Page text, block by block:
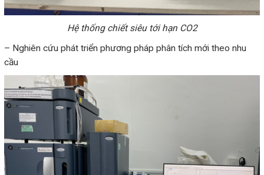
Hệ thống chiết siêu tới hạn CO2
– Nghiên cứu phát triển phương pháp phân tích mới theo nhu
cầu